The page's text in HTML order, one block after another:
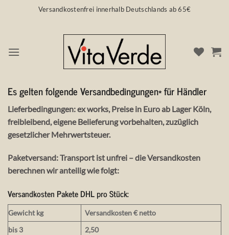
Versandkostenfrei innerhalb Deutschlands ab 65€
VERSANDBEDINGUNGEN HÄNDLER
Es gelten folgendeVersandbedingungen* für Händler
Lieferbedingungen:ex works, Preise in Euro ab Lager Köln,
freibleibend, eigene Belieferung vorbehalten, zuzüglich
gesetzlicher Mehrwertsteuer.
Paketversand: Transport ist unfrei – die Versandkosten
berechnen wir anteilig wie folgt:
Versandkosten Pakete DHL pro Stück:
Gewicht kg Versandkosten€netto
bis 3
2,50